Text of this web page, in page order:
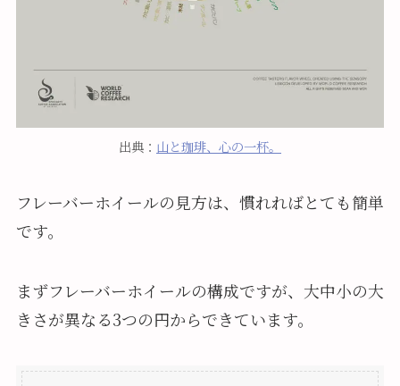
出典： 山と珈琲、心の一杯。
フレーバーホイールの見方は、慣れればとても簡単
です。
まずフレーバーホイールの構成ですが、大中小の大
きさが異なる3つの円からできています。